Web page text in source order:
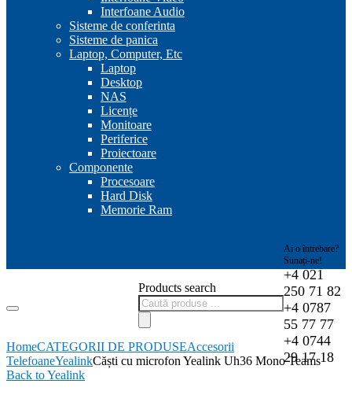
Interfoane Audio
Sisteme de conferinta
Sisteme de panica
Laptop, Computer, Etc
Laptop
Desktop
NAS
Licențe
Monitoare
Periferice
Proiectoare
Componente
Procesoare
Hard Disk
Memorie Ram
Products search
Ai o întrebare?
Sunați-ne!
+4 021
250 71 82
+4 0787
55 77 77
+4 0744
29 17 18
HomeCATEGORII DE PRODUSEAccesorii
TelefoaneYealinkCăști cu microfon Yealink Uh36 Mono Teams
Back to Yealink